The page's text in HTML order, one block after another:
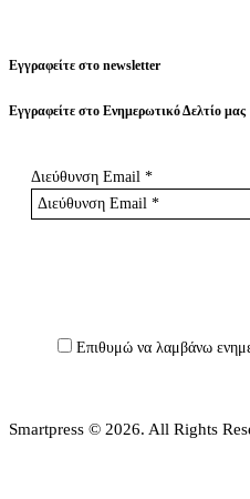
Εγγραφείτε στο newsletter
Εγγραφείτε στο Ενημερωτικό Δελτίο μας
Διεύθυνση Email *
Επιθυμώ να λαμβάνω
Smartpress © 2026. All Rights